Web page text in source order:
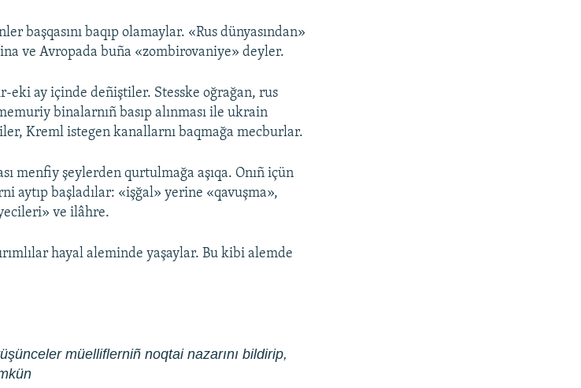
başqasını baqıp olamaylar. «Rus dünyasından»
ve Avropada buña «zombirovaniye» deyler.
eki ay içinde deñiştiler. Stesske oğrağan, rus
binalarnıñ basıp alınması ile ukrain
Kreml istegen kanallarnı baqmağa mecburlar.
menfiy şeylerden qurtulmağa aşıqa. Onıñ içün
aytıp başladılar: «işğal» yerine «qavuşma»,
ve ilâhre.
hayal aleminde yaşaylar. Bu kibi alemde
müelliflerniñ noqtai nazarını bildirip,